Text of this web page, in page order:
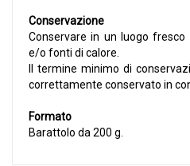
Conservazione
Conservare in un luogo
e/o fonti di calore.
Il termine minimo di
correttamente conservato in
Formato
Barattolo da 200 g.